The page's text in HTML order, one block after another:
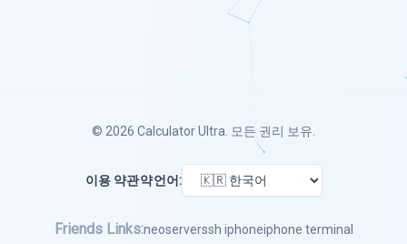
© 2026 Calculator Ultra . 모든 권리 보유.
이용 약관약언어:
Friends Links:neoserverssh iphoneiphone terminal